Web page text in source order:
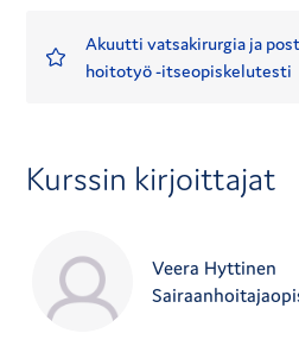
Akuutti vatsakirurgia ja
hoitotyö -itseopiskelutesti
Kurssin kirjoittajat
Veera Hyttinen